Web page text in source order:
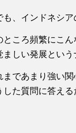
も、インドネシ
ところ頻繁にこ
ましい発展とい
まであまり強い
した質問に答え